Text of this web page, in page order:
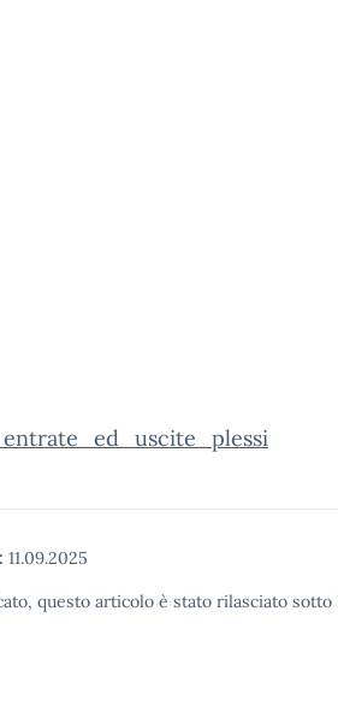
11.09.2025
questo articolo è stato rilasciato